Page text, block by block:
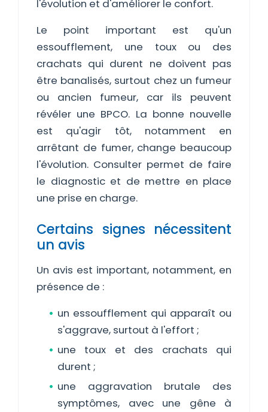
l'évolution et d'améliorer le confort.
Le point important est qu'un
essoufflement, une toux ou des
crachats qui durent ne doivent pas
être banalisés, surtout chez un fumeur
ou ancien fumeur, car ils peuvent
révéler une BPCO. La bonne nouvelle
est qu'agir tôt, notamment en
arrêtant de fumer, change beaucoup
l'évolution. Consulter permet de faire
le diagnostic et de mettre en place
une prise en charge.
Certains signes nécessitent
un avis
Un avis est important, notamment, en
présence de :
un essoufflement qui apparaît ou
s'aggrave, surtout à l'effort ;
une toux et des crachats qui
durent ;
une aggravation brutale des
symptômes, avec une gêne à